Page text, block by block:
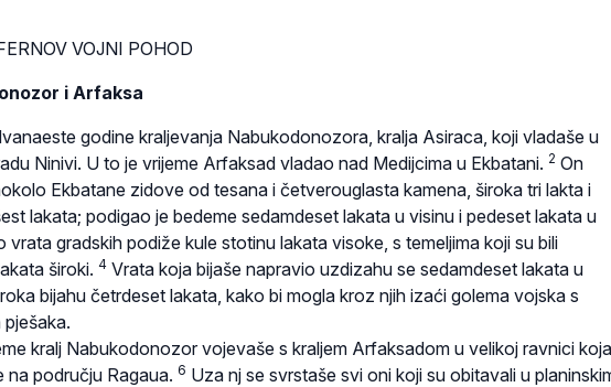
VOJNI POHOD
i Arfaksa
godine kraljevanja Nabukodonozora, kralja Asiraca, koji vladaše u
Ninivi. U to je vrijeme Arfaksad vladao nad Medijcima u Ekbatani. 2 On
Ekbatane zidove od tesana i četverouglasta kamena, široka tri lakta i
lakata; podigao je bedeme sedamdeset lakata u visinu i pedeset lakata u
vrata gradskih podiže kule stotinu lakata visoke, s temeljima koji su bili
široki. 4 Vrata koja bijaše napravio uzdizahu se sedamdeset lakata u
bijahu četrdeset lakata, kako bi mogla kroz njih izaći golema vojska s
kralj Nabukodonozor vojevaše s kraljem Arfaksadom u velikoj ravnici koja
na području Ragaua. 6 Uza nj se svrstaše svi oni koji su obitavali u